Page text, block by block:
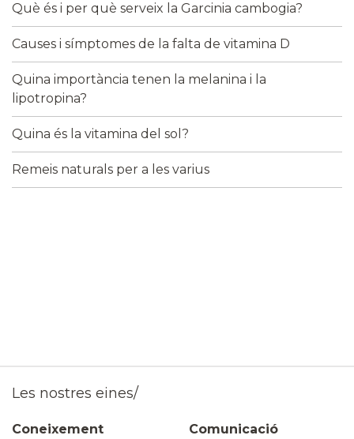
Què és i per què serveix la Garcinia cambogia?
Causes i símptomes de la falta de vitamina D
Quina importància tenen la melanina i la
lipotropina?
Quina és la vitamina del sol?
Remeis naturals per a les varius
Les nostres eines/
Coneixement Comunicació